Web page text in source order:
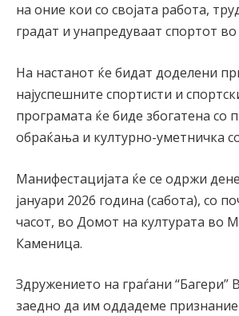
на оние кои со својата работа,
градат и унапредуваат спортот
На настанот ќе бидат доделени
најуспешните спортисти и
програмата ќе биде збогатена со
обраќања и културно-уметничка
Манифестацијата ќе се одржи
јануари 2026 година (сабота), со
часот, во Домот на културата во
Каменица.
Здружението на граѓани “Багери”
заедно да им оддадеме